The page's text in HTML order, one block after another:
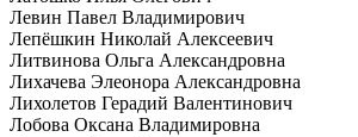
Левин Павел Владимирович
Лепёшкин Николай Алексеевич
Литвинова Ольга Александровна
Лихачева Элеонора Александровна
Лихолетов Герадий Валентинович
Лобова Оксана Владимировна